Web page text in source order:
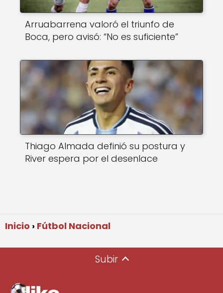
Arruabarrena valoró el triunfo de
Boca, pero avisó: “No es suficiente”
Thiago Almada definió su postura y
River espera por el desenlace
Inicio Fútbol Nacional
Subir